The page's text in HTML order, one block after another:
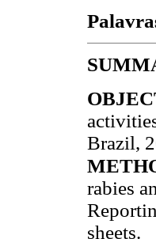
Brazil,
rabies
sheets.